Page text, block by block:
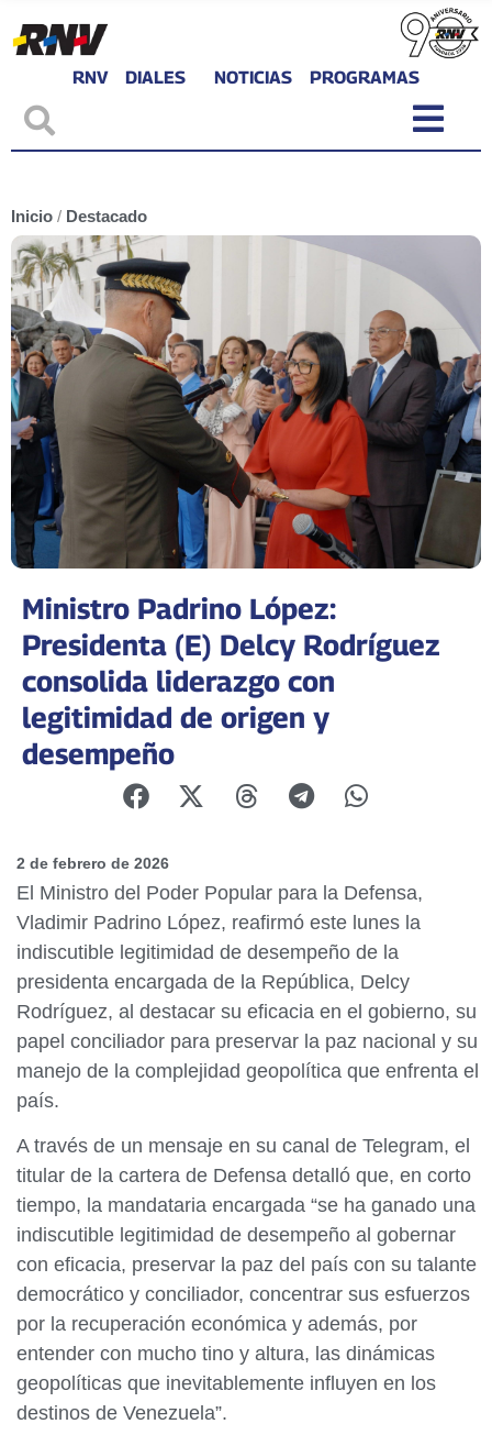
RNV DIALES NOTICIAS PROGRAMAS
Inicio / Destacado
Ministro Padrino López:
Presidenta (E) Delcy Rodríguez
consolida liderazgo con
legitimidad de origen y
desempeño
2 de febrero de 2026
El Ministro del Poder Popular para la Defensa,
Vladimir Padrino López, reafirmó este lunes la
indiscutible legitimidad de desempeño de la
presidenta encargada de la República, Delcy
Rodríguez, al destacar su eficacia en el gobierno, su
papel conciliador para preservar la paz nacional y su
manejo de la complejidad geopolítica que enfrenta el
país.
A través de un mensaje en su canal de Telegram, el
titular de la cartera de Defensa detalló que, en corto
tiempo, la mandataria encargada “se ha ganado una
indiscutible legitimidad de desempeño al gobernar
con eficacia, preservar la paz del país con su talante
democrático y conciliador, concentrar sus esfuerzos
por la recuperación económica y además, por
entender con mucho tino y altura, las dinámicas
geopolíticas que inevitablemente influyen en los
destinos de Venezuela”.